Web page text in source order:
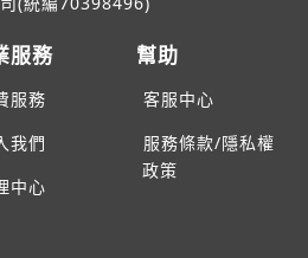
立即報價
服務
服務
我們
中心
幫助
客服中心
服務條款/隱私權
政策